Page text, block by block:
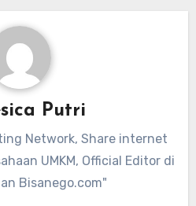
Putri
Network, Share internet
UMKM, Official Editor di
Bisanego.com"